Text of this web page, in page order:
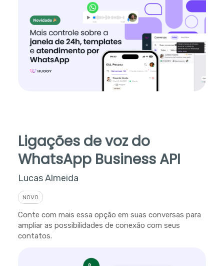
Ligações de voz do
WhatsApp Business API
Lucas Almeida
NOVO
Conte com mais essa opção em suas conversas para
ampliar as possibilidades de conexão com seus
contatos.